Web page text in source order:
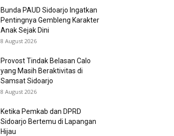
Bunda PAUD Sidoarjo Ingatkan
Pentingnya Gembleng Karakter
Anak Sejak Dini
8 August 2026
Provost Tindak Belasan Calo
yang Masih Beraktivitas di
Samsat Sidoarjo
8 August 2026
Ketika Pemkab dan DPRD
Sidoarjo Bertemu di Lapangan
Hijau